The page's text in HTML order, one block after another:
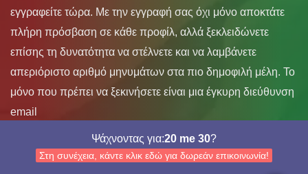
Ψάχνοντας για:20 me 30?
Στη συνέχεια, κάντε κλικ εδώ για δωρεάν επικοινωνία!
εγγραφείτε τώρα. Με την εγγραφή σας όχι μόνο αποκτάτε
πλήρη πρόσβαση σε κάθε προφίλ, αλλά ξεκλειδώνετε
επίσης τη δυνατότητα να στέλνετε και να λαμβάνετε
απεριόριστο αριθμό μηνυμάτων στα πιο δημοφιλή μέλη. Το
μόνο που πρέπει να ξεκινήσετε είναι μια έγκυρη διεύθυνση
email
ΗΛΕΚΤΡΟΝΙΚΗ ΔΙΕΥΘΥΝΣΗ: